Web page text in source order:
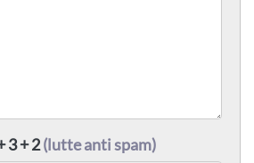
3 + 2(lutte anti spam)